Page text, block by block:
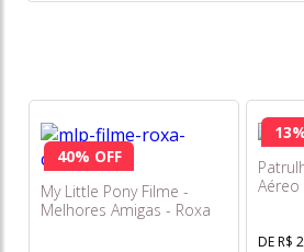
40% OFF
My Little Pony Filme -
Melhores Amigas - Roxa
Aéreo
DE R$